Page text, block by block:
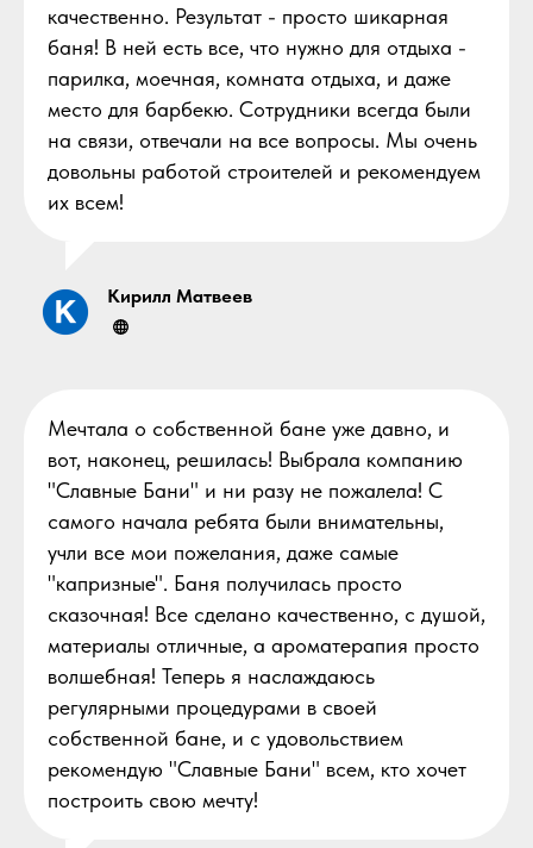
качественно. Результат - просто шикарная
баня! В ней есть все, что нужно для отдыха -
парилка, моечная, комната отдыха, и даже
место для барбекю. Сотрудники всегда были
на связи, отвечали на все вопросы. Мы очень
довольны работой строителей и рекомендуем
их всем!
Кирилл Матвеев
Мечтала о собственной бане уже давно, и
вот, наконец, решилась! Выбрала компанию
"Славные Бани" и ни разу не пожалела! С
самого начала ребята были внимательны,
учли все мои пожелания, даже самые
"капризные". Баня получилась просто
сказочная! Все сделано качественно, с душой,
материалы отличные, а ароматерапия просто
волшебная! Теперь я наслаждаюсь
регулярными процедурами в своей
собственной бане, и с удовольствием
рекомендую "Славные Бани" всем, кто хочет
построить свою мечту!